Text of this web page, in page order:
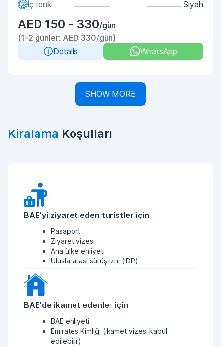
İç renk
Siyah
AED 150 - 330/gün
(1-2 günler: AED 330/gün)
Details
WhatsApp
SHOW MORE
Kiralama Koşulları
BAE'yi ziyaret eden turistler için
Pasaport
Ziyaret vizesi
Ana ülke ehliyeti
Uluslararası sürüş izni (IDP)
BAE'de ikamet edenler için
BAE ehliyeti
Emirates Kimliği (ikamet vizesi kabul
edilebilir)